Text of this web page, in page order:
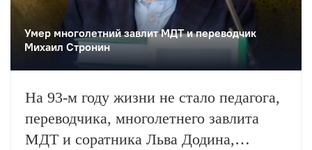
Умер многолетний завлит МДТ и переводчик
Михаил Стронин
На 93-м году жизни не стало педагога,
переводчика, многолетнего завлита
МДТ и соратника Льва Додина,